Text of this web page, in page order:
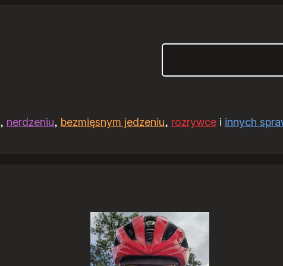
, nerdzeniu, bezmięsnym jedzeniu, rozrywcei innych